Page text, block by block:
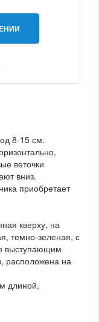
8-15 см.
веточки
вниз.
приобретает
кверху, на
темно-зеленая, с
выступающим
расположена на
длиной,